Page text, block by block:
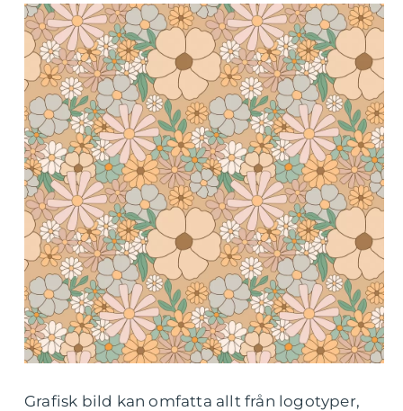
Grafisk bild kan omfatta allt från logotyper,